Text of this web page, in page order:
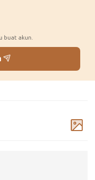
buat akun.